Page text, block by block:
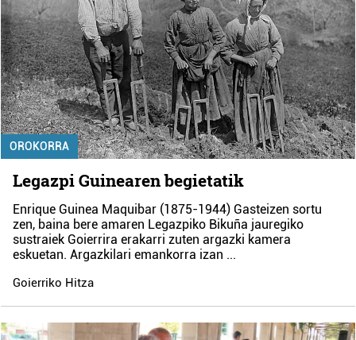
OROKORRA
Legazpi Guinearen begietatik
Enrique Guinea Maquibar (1875-1944) Gasteizen sortu
zen, baina bere amaren Legazpiko Bikuña jauregiko
sustraiek Goierrira erakarri zuten argazki kamera
eskuetan. Argazkilari emankorra izan ...
Goierriko Hitza